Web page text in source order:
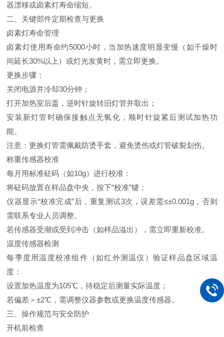
器漂移或卤素灯寿命缩短。
二、关键部件定期检查与更换
卤素灯寿命管理
卤素灯使用寿命约5000小时，当加热速度明显变慢（如干燥时
间延长30%以上）或灯光发黄时，需立即更换。
更换步骤：
关闭电源并冷却30分钟；
打开加热室后盖，逆时针旋转旧灯管并取出；
安装新灯管时确保接触点无氧化，顺时针旋紧后测试加热功
能。
注意：更换灯管需佩戴防烫手套，避免烫伤或灯管破裂划伤。
称重传感器校准
每月用标准砝码（如10g）进行校准：
将砝码放置在样品盘中央，按下“校准”键；
仪器显示“校准完成”后，重复测试3次，误差需≤±0.001g，否则
需联系专业人员调整。
若传感器受潮或受到冲击（如样品溢出），需立即重新校准。
温度传感器检测
每季度用温度校准组件（如红外测温仪）验证样品盘区域温
度：
设置加热温度为105℃，待稳定后测量实际温度；
若偏差＞±2℃，需调整仪器参数或更换温度传感器。
三、操作规范与安全防护
开机前检查